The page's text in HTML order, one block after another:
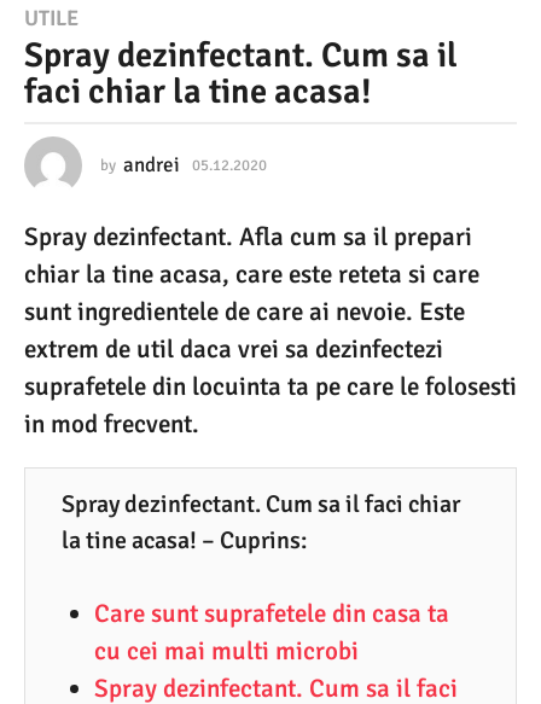
0
5
.
2
2
0
2
0
0
5
.
UTILE
Spray dezinfectant. Cum sa il
faci chiar la tine acasa!
by andrei 05.12.2020
1
2
0
2
Spray dezinfectant. Afla cum sa il prepari
chiar la tine acasa, care este reteta si care
sunt ingredientele de care ai nevoie. Este
extrem de util daca vrei sa dezinfectezi
suprafetele din locuinta ta pe care le folosesti
in mod frecvent.
Spray dezinfectant. Cum sa il faci chiar
la tine acasa! – Cuprins:
Care sunt suprafetele din casa ta
cu cei mai multi microbi
Spray dezinfectant. Cum sa il faci